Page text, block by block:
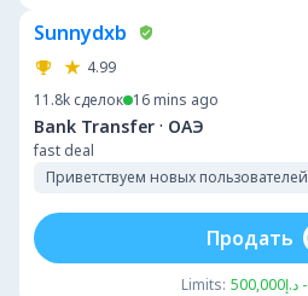
Sunnydxb
4.99
11.8k сделок 16 mins ago
Bank Transfer · ОАЭ
fast deal
Приветствуем новых пользователей
Limits:
Продать